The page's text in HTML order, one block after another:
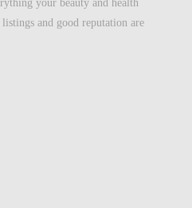
your beauty and health
and good reputation are